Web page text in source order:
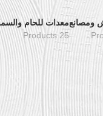
ومصانعمعدات للحام
25 Products